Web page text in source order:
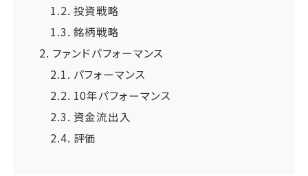
1.2. 投資戦略
1.3. 銘柄戦略
2. ファンドパフォーマンス
2.1. パフォーマンス
2.2. 10年パフォーマンス
2.3. 資金流出入
2.4. 評価